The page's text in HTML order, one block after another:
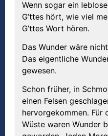
Wenn sogar ein
G’ttes hört, wie viel
G’ttes Wort hören.
Das Wunder wäre
Das eigentliche
gewesen.
Schon früher, in
einen Felsen
hervorgekommen. Für
Wüste waren Wunder